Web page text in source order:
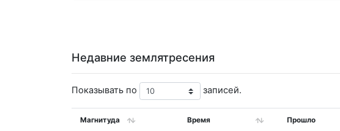
Недавние землятресения
Показывать по записей.
Магнитуда Время Прошло